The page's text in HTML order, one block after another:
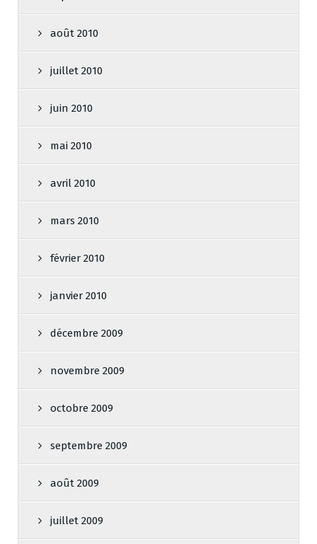
août 2010
juillet 2010
juin 2010
mai 2010
avril 2010
mars 2010
février 2010
janvier 2010
décembre 2009
novembre 2009
octobre 2009
septembre 2009
août 2009
juillet 2009